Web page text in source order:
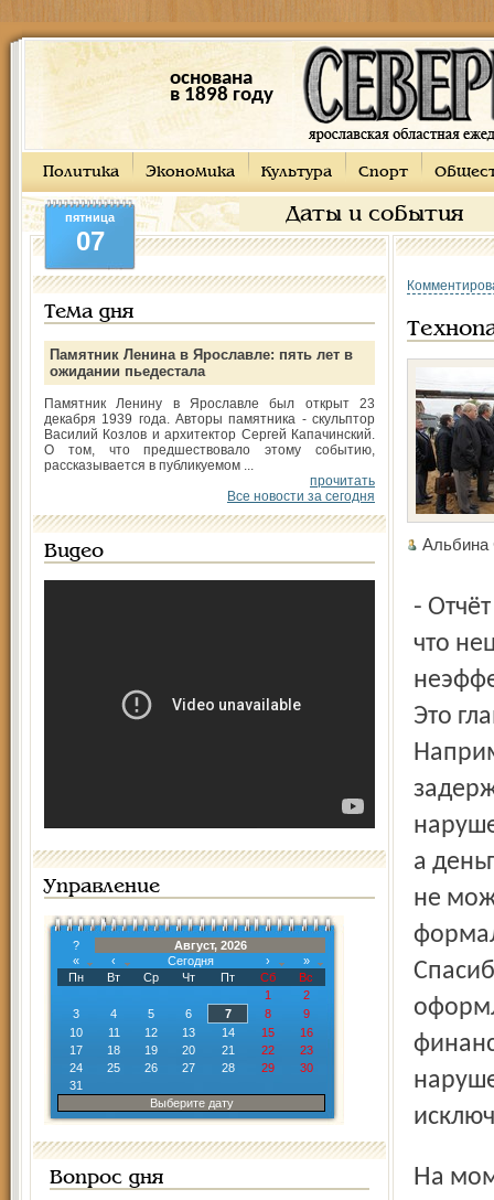
основана
в 1898 году
Политика Экономика Культура Спорт
Даты и события
пятница
07
Тема дня
Памятник Ленина в Ярославле: пять лет в
ожидании пьедестала
Памятник Ленину в Ярославле был открыт 23
декабря 1939 года. Авторы памятника - скульптор
Василий Козлов и архитектор Сергей Капачинский.
О том, что предшествовало этому событию,
рассказывается в публикуемом ...
прочитать
Все новости за сегодня
Видео
Управление
?
Август, 2026
«
‹ Сегодня ›
»
Пн
Вт Ср Чт Пт Сб
Вс
1
2
3
4 5 6 7 8
9
10
11 12 13 14 15
16
17
18 19 20 21 22
23
24
25 26 27 28 29
30
31
Выберите дату
Вопрос дня
- Отчёт контрольно-счётной палаты ясно говорит о том,
что
Это
а
не
На момент окончания проверки документально